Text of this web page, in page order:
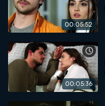
00:05:52
00:05:36